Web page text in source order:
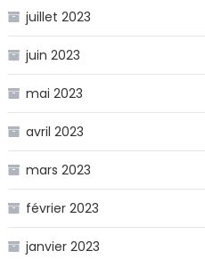
juillet 2023
juin 2023
mai 2023
avril 2023
mars 2023
février 2023
janvier 2023